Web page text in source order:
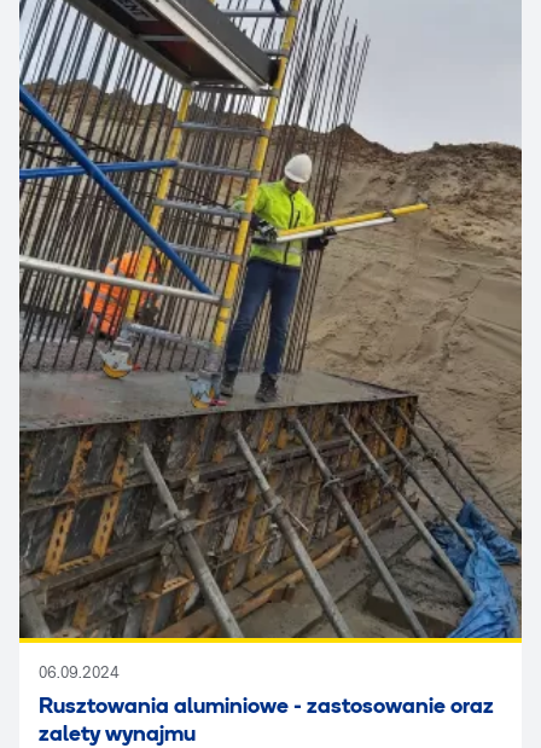
06.09.2024
Rusztowania aluminiowe - zastosowanie oraz
zalety wynajmu